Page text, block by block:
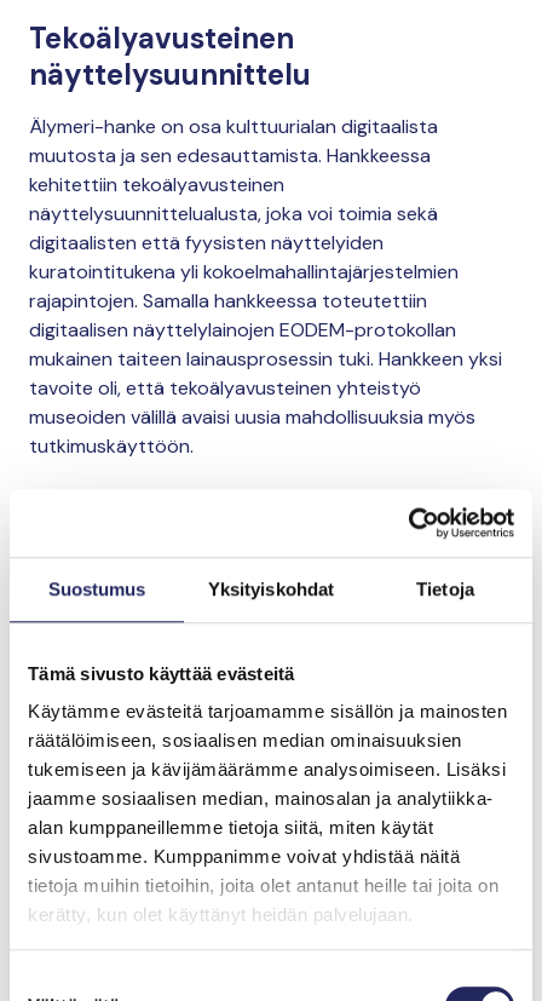
Suostumus Yksityiskohdat Tietoja
Tämä sivusto käyttää evästeitä
Käytämme evästeitä tarjoamamme sisällön ja mainosten
räätälöimiseen, sosiaalisen median ominaisuuksien
tukemiseen ja kävijämäärämme analysoimiseen. Lisäksi
jaamme sosiaalisen median, mainosalan ja analytiikka-
alan kumppaneillemme tietoja siitä, miten käytät
sivustoamme. Kumppanimme voivat yhdistää näitä
tietoja muihin tietoihin, joita olet antanut heille tai joita on
kerätty, kun olet käyttänyt heidän palvelujaan.
Tekoälyavusteinen
näyttelysuunnittelu
Älymeri-hanke on osa kulttuurialan digitaalista
muutosta ja sen edesauttamista. Hankkeessa
kehitettiin tekoälyavusteinen
näyttelysuunnittelualusta, joka voi toimia sekä
digitaalisten että fyysisten näyttelyiden
kuratointitukena yli kokoelmahallintajärjestelmien
rajapintojen. Samalla hankkeessa toteutettiin
digitaalisen näyttelylainojen EODEM-protokollan
mukainen taiteen lainausprosessin tuki. Hankkeen yksi
tavoite oli, että tekoälyavusteinen yhteistyö
museoiden välillä avaisi uusia mahdollisuuksia myös
tutkimuskäyttöön.
John Nurmisen Säätiön kokoelman saavutettavuus ja
kulttuuriperinnön turvaaminen vaatii laadukasta
digitointia sekä sen nykyaikaista ja resurssiviisasta
hallintaa ja hyödynnettävyyttä. Hanke mahdollisti
säätiön kokoelman osittaisen digitoinnin, uuden
ymmärryksen tekoälyn käytännön soveltamisesta
kulttuurityössä ja yhteistyön sekä kotimaassa että
kansainvälisesti.
Userix Oy kehitti suunnittelualustan, jota voidaan
jatkossa kehittää edelleen. Hankkeen päätteeksi John
Nurmisen Säätiö toteutti virtuaalisen kartta-aiheisen
näyttelyn käyttäen hankkeessa digitoitua aineistoa.